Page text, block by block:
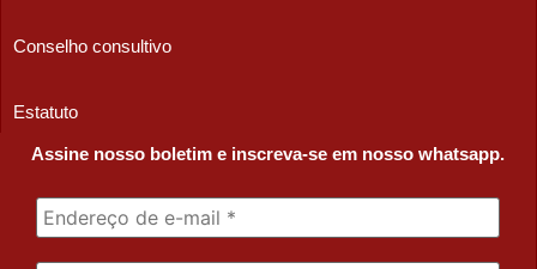
Conselho consultivo
Estatuto
Assine nosso boletim e inscreva-se em nosso whatsapp.